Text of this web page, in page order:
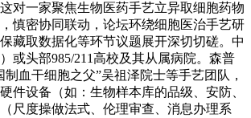
对一家聚焦生物医药手艺立异取细胞药物
慎密协同联动，论坛环绕细胞医治手艺研
藏取数据化等环节议题展开深切切磋。中
或头部985/211高校及其从属病院。森普
血干细胞之父”吴祖泽院士等手艺团队，
件设备（如：生物样本库的品级、安防、
尺度操做法式、伦理审查、消息办理系